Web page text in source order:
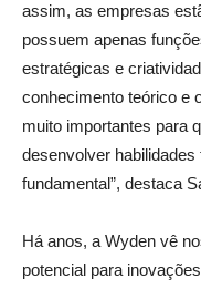
assim, as empresas
possuem apenas
estratégicas e
conhecimento teórico e
muito importantes para
desenvolver
fundamental”, destaca
Há anos, a Wyden vê
potencial para